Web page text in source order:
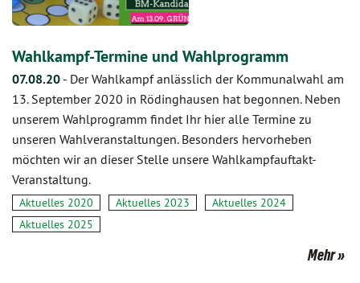
Wahlkampf-Termine und Wahlprogramm
07.08.20 - Der Wahlkampf anlässlich der Kommunalwahl am
13. September 2020 in Rödinghausen hat begonnen. Neben
unserem Wahlprogramm findet Ihr hier alle Termine zu
unseren Wahlveranstaltungen. Besonders hervorheben
möchten wir an dieser Stelle unsere Wahlkampfauftakt-
Veranstaltung.
Aktuelles 2020 Aktuelles 2023
Aktuelles 2024
Aktuelles 2025
Mehr